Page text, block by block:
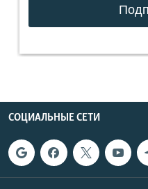
СОЦИАЛЬНЫЕ СЕТИ